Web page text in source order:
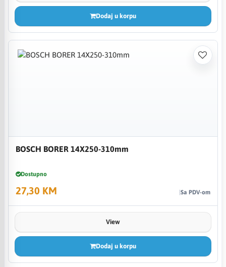
Dodaj u korpu
BOSCH BORER 14X250-310mm
Dostupno
27,30 KM Sa PDV-om
View
Dodaj u korpu